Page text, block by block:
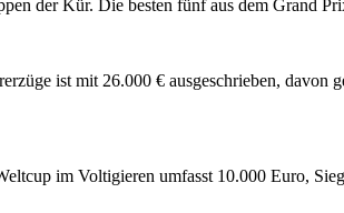
der Kür. Die besten fünf aus dem Grand
ist mit 26.000 € ausgeschrieben,
im Voltigieren umfasst 10.000 Euro,